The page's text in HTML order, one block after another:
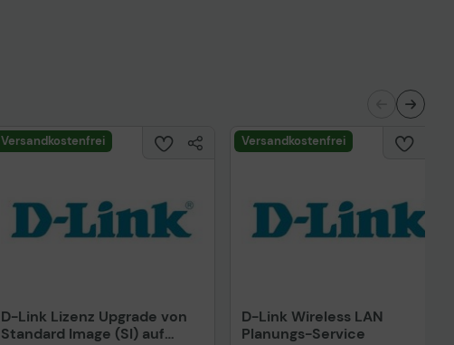
Versandkostenfrei
D-Link Lizenz Upgrade von
Standard Image (SI) auf
Versandkostenfrei
D-Link Wireless LAN
Planungs-Service